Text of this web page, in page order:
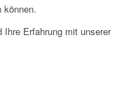
können.
Erfahrung mit unserer